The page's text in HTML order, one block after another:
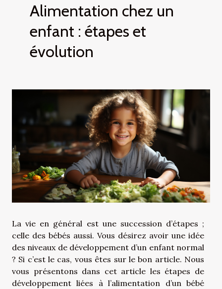
Alimentation chez un
enfant : étapes et
évolution
La vie en général est une succession d’étapes ;
celle des bébés aussi. Vous désirez avoir une idée
des niveaux de développement d’un enfant normal
? Si c’est le cas, vous êtes sur le bon article. Nous
vous présentons dans cet article les étapes de
développement liées à l’alimentation d’un bébé